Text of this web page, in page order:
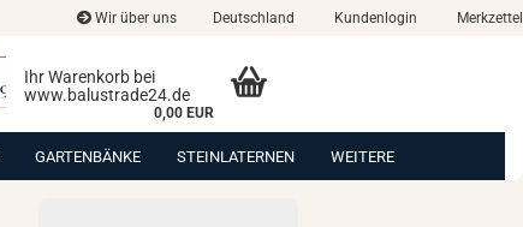
Wir über uns Deutschland Kundenlogin Merkzettel
Ihr Warenkorb bei
www.balustrade24.de
0,00 EUR
GARTENBÄNKE STEINLATERNEN WEITERE